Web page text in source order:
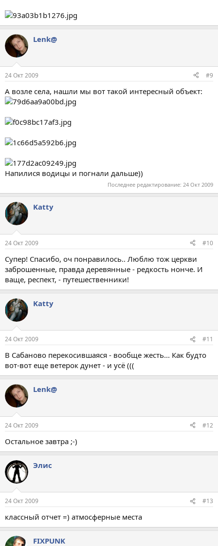
Lenk@
24 Окт 2009 #9
А возле села, нашли мы вот такой интересный объект:
Напилися водицы и погнали дальше))
Последнее редактирование: 24 Окт 2009
Katty
24 Окт 2009 #10
Супер! Спасибо, оч понравилось.. Люблю тож церкви
заброшенные, правда деревянные - редкость нонче. И
ваще, респект, - путешественники!
Katty
24 Окт 2009 #11
В Сабаново перекосившаяся - вообще жесть... Как будто
вот-вот еще ветерок дунет - и усё (((
Lenk@
24 Окт 2009 #12
Остальное завтра ;-)
Элис
24 Окт 2009 #13
классный отчет =) атмосферные места
FIXPUNK